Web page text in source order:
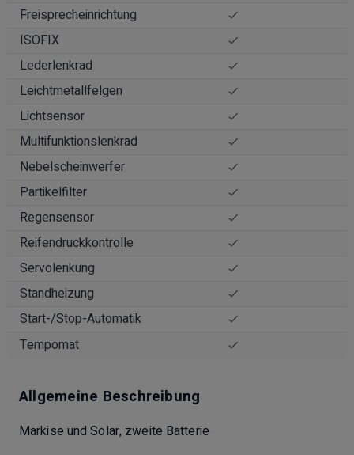
Freisprecheinrichtung
ISOFIX
Lederlenkrad
Leichtmetallfelgen
Lichtsensor
Multifunktionslenkrad
Nebelscheinwerfer
Partikelfilter
Regensensor
Reifendruckkontrolle
Servolenkung
Standheizung
Start-/Stop-Automatik
Tempomat
Allgemeine Beschreibung
Markise und Solar, zweite Batterie